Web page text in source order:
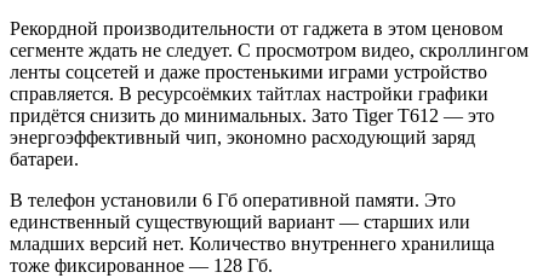
Рекордной производительности от гаджета в этом ценовом
сегменте ждать не следует. С просмотром видео, скроллингом
ленты соцсетей и даже простенькими играми устройство
справляется. В ресурсоёмких тайтлах настройки графики
придётся снизить до минимальных. Зато Tiger T612 — это
энергоэффективный чип, экономно расходующий заряд
батареи.
В телефон установили 6 Гб оперативной памяти. Это
единственный существующий вариант — старших или
младших версий нет. Количество внутреннего хранилища
тоже фиксированное — 128 Гб.